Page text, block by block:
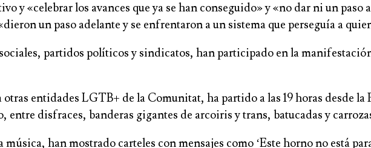
y «celebrar los avances que ya se han conseguido» y «no dar ni un paso
un paso adelante y se enfrentaron a un sistema que perseguía a
partidos políticos y sindicatos, han participado en la
entidades LGTB+ de la Comunitat, ha partido a las 19 horas desde la
disfraces, banderas gigantes de arcoiris y trans, batucadas y
han mostrado carteles con mensajes como ‘Este horno no está